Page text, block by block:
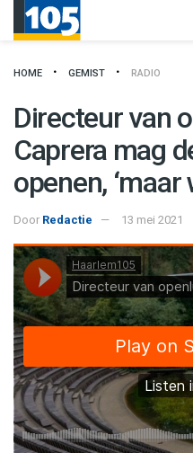
HOME GEMIST RADIO
Directeur van
Caprera mag
openen, ‘maar
Door Redactie 13 mei 2021
Haarlem105 ·Directeur van openluchttheater